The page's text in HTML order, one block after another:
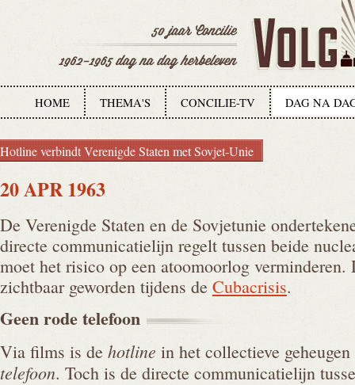
HOME THEMA'S CONCILIE-TV DAG NA
Hotline verbindt Verenigde Staten met Sovjet-Unie
20 APR 1963
De Verenigde Staten en de Sovjetunie
directe communicatielijn regelt tussen beide
moet het risico op een atoomoorlog
zichtbaar geworden tijdens de Cubacrisis.
Geen rodetelefoon
Via films is de hotline in het collectieve
telefoon. Toch is de directe communicatielijn